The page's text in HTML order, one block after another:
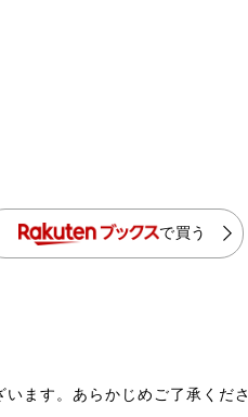
で買う
ます。あらかじめご了承くださ